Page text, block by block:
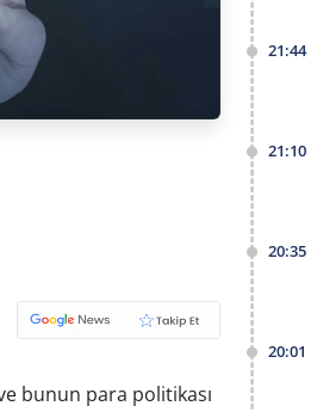
bunun para politikası
21:44
21:10
20:35
20:01